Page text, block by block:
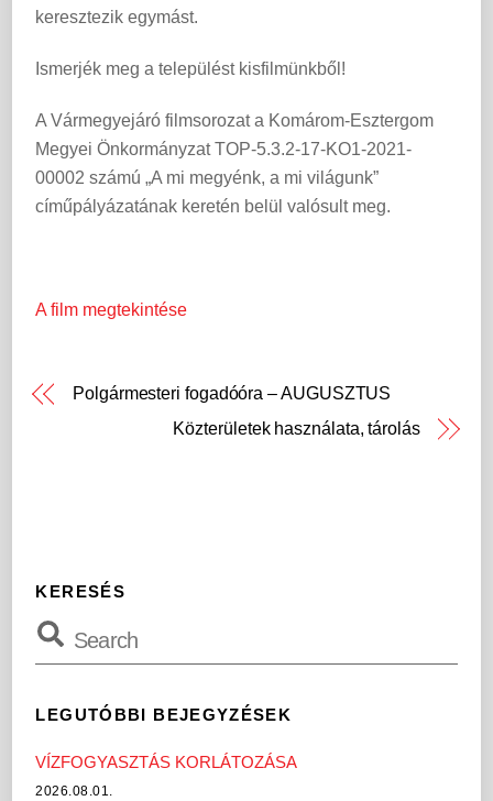
keresztezik egymást.
Ismerjék meg a települést kisfilmünkből!
A Vármegyejáró filmsorozat a Komárom-Esztergom
Megyei Önkormányzat TOP-5.3.2-17-KO1-2021-
00002 számú „A mi megyénk, a mi világunk”
címűpályázatának keretén belül valósult meg.
A film megtekintése
Polgármesteri fogadóóra – AUGUSZTUS
Közterületek használata, tárolás
KERESÉS
LEGUTÓBBI BEJEGYZÉSEK
VÍZFOGYASZTÁS KORLÁTOZÁSA
2026.08.01.